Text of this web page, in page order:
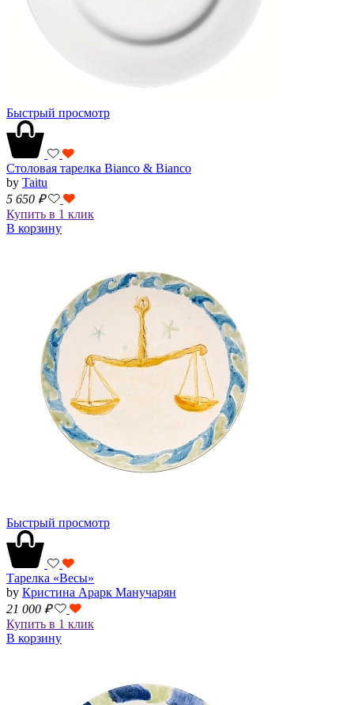
Быстрый просмотр
Столовая тарелка Bianco & Bianco
by Taitu
5 650 ₽
Купить в 1 клик
В корзину
Быстрый просмотр
Тарелка «Весы»
by Кристина Арарк Манучарян
21 000 ₽
Купить в 1 клик
В корзину